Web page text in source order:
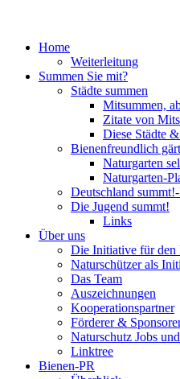
Home
Weiterleitung
Summen Sie mit?
Städte summen
Mitsummen,
Zitate von
Diese Städte
Bienenfreundlich
Naturgarten
Naturgarten-
Deutschland
Die Jugend summt!
Links
Über uns
Die Initiative für den
Naturschützer als
Das Team
Auszeichnungen
Kooperationspartner
Förderer &
Naturschutz Jobs
Linktree
Bienen-PR